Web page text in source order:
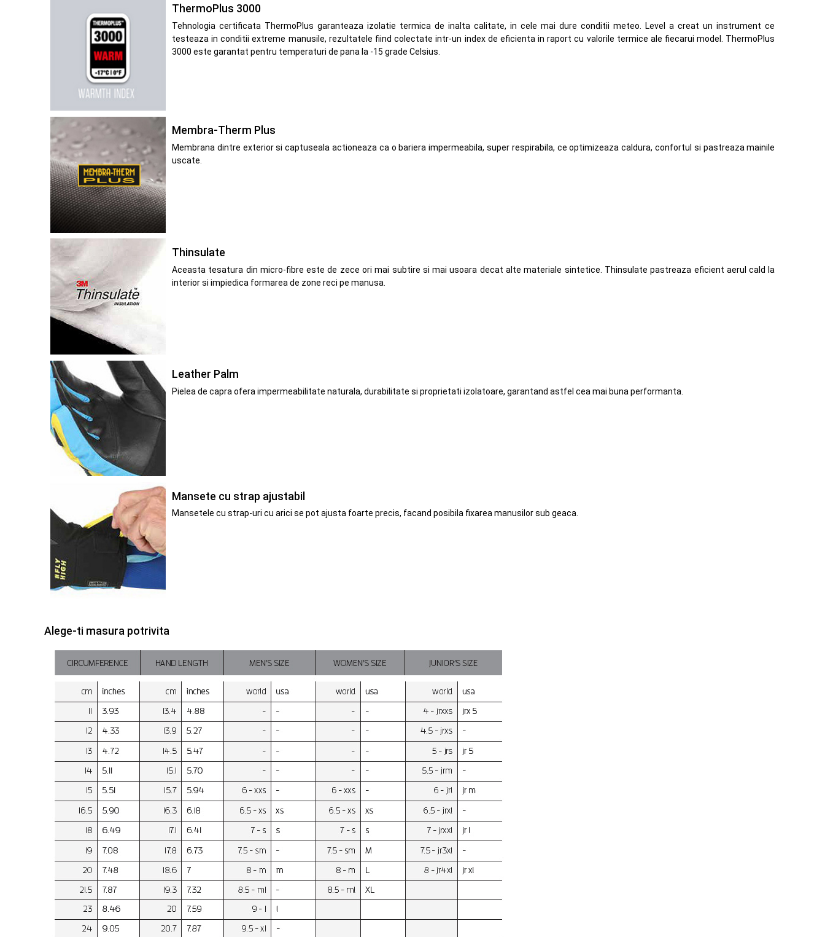
ThermoPlus 3000
Tehnologia certificata ThermoPlus garanteaza izolatie termica de inalta calitate, in cele mai dure conditii meteo. Level a creat un instrument ce
testeaza in conditii extreme manusile, rezultatele fiind colectate intr-un index de eficienta in raport cu valorile termice ale fiecarui model. ThermoPlus
3000 este garantat pentru temperaturi de pana la -15 grade Celsius.
Membra-Therm Plus
Membrana dintre exterior si captuseala actioneaza ca o bariera impermeabila, super respirabila, ce optimizeaza caldura, confortul si pastreaza mainile
uscate.
Thinsulate
Aceasta tesatura din micro-fibre este de zece ori mai subtire si mai usoara decat alte materiale sintetice. Thinsulate pastreaza eficient aerul cald la
interior si impiedica formarea de zone reci pe manusa.
Leather Palm
Pielea de capra ofera impermeabilitate naturala, durabilitate si proprietati izolatoare, garantand astfel cea mai buna performanta.
Mansete cu strap ajustabil
Mansetele cu strap-uri cu arici se pot ajusta foarte precis, facand posibila fixarea manusilor sub geaca.
Alege-ti masura potrivita